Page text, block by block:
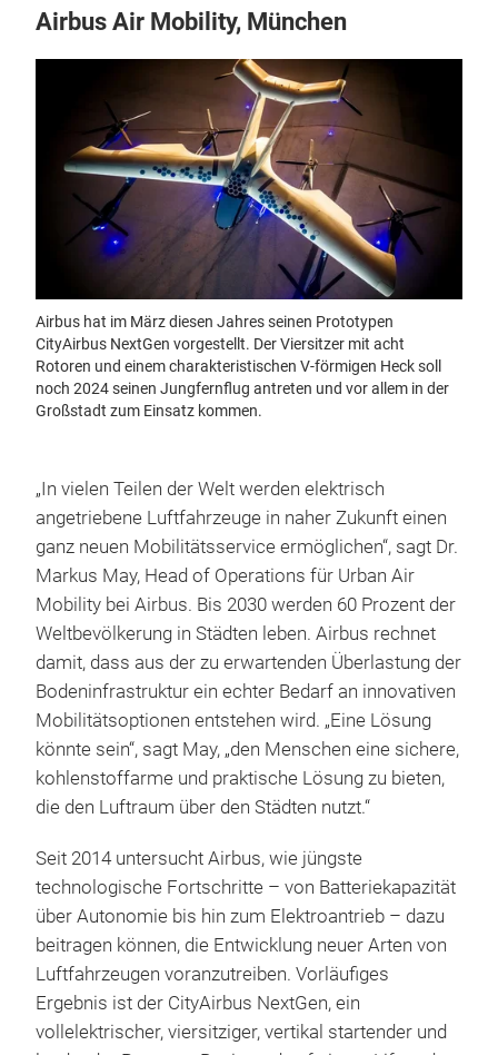
Airbus Air Mobility, München
Airbus hat im März diesen Jahres seinen Prototypen
CityAirbus NextGen vorgestellt. Der Viersitzer mit acht
Rotoren und einem charakteristischen V-förmigen Heck soll
noch 2024 seinen Jungfernflug antreten und vor allem in der
Großstadt zum Einsatz kommen.
„In vielen Teilen der Welt werden elektrisch
angetriebene Luftfahrzeuge in naher Zukunft einen
ganz neuen Mobilitätsservice ermöglichen“, sagt Dr.
Markus May, Head of Operations für Urban Air
Mobility bei Airbus. Bis 2030 werden 60 Prozent der
Weltbevölkerung in Städten leben. Airbus rechnet
damit, dass aus der zu erwartenden Überlastung der
Bodeninfrastruktur ein echter Bedarf an innovativen
Mobilitätsoptionen entstehen wird. „Eine Lösung
könnte sein“, sagt May, „den Menschen eine sichere,
kohlenstoffarme und praktische Lösung zu bieten,
die den Luftraum über den Städten nutzt.“
Seit 2014 untersucht Airbus, wie jüngste
technologische Fortschritte – von Batteriekapazität
über Autonomie bis hin zum Elektroantrieb – dazu
beitragen können, die Entwicklung neuer Arten von
Luftfahrzeugen voranzutreiben. Vorläufiges
Ergebnis ist der CityAirbus NextGen, ein
vollelektrischer, viersitziger, vertikal startender und